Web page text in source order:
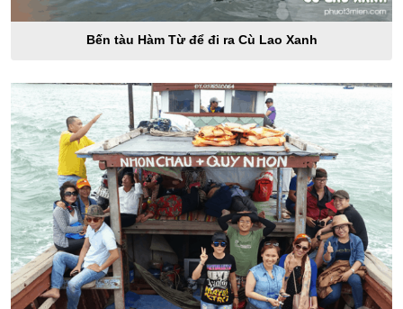
Bến tàu Hàm Từ để đi ra Cù Lao Xanh